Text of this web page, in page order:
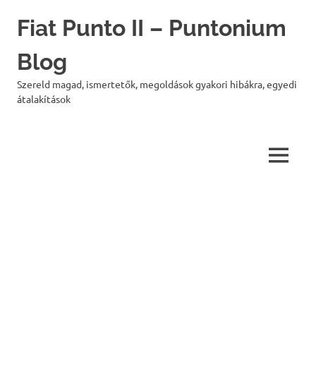
Fiat Punto II – Puntonium
Blog
Szereld magad, ismertetők, megoldások gyakori hibákra, egyedi
átalakítások
MENU